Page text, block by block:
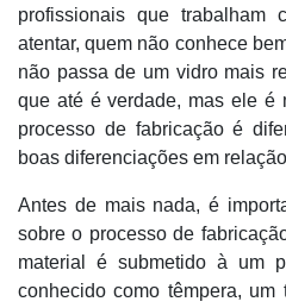
profissionais que trabalham
atentar, quem não conhece
não passa de um vidro mais
que até é verdade, mas ele é
processo de fabricação é
boas diferenciações em
Antes de mais nada, é
sobre o processo de
material é submetido à um
conhecido como têmpera, um